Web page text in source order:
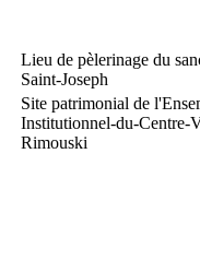
Lieu de pèlerinage du
Saint-Joseph
Site patrimonial de
Institutionnel-du-Centre-
Rimouski